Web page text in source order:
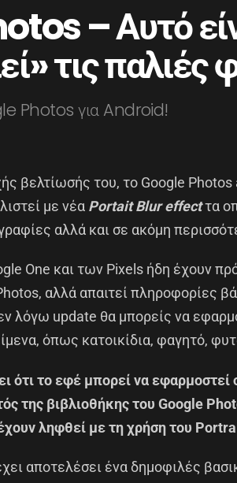
– Αυτό
τις
Photos για Android!
βελτίωσής του, το Google Photos
με νέα Portait Blur effectτα
αλλά και σε ακόμη
One και των Pixels ήδη έχουν
αλλά απαιτεί πληροφορίες
λόγω update θα μπορείς να
όπως κατοικίδια, φαγητό,
ότι το εφέ μπορεί να εφαρμοστεί
της βιβλιοθήκης του Google
ληφθεί με τη χρήση του
αποτελέσει ένα δημοφιλές